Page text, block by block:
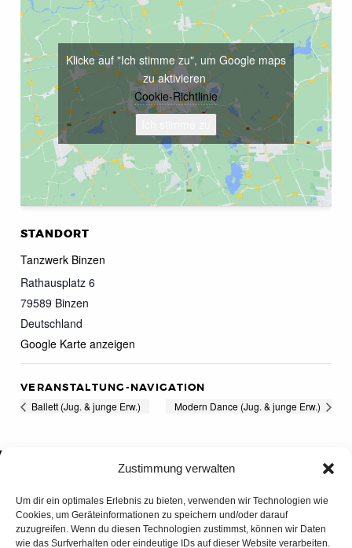
Zustimmung verwalten
Um dir ein optimales Erlebnis zu bieten, verwenden wir Technologien wie
Cookies, um Geräteinformationen zu speichern und/oder darauf
zuzugreifen. Wenn du diesen Technologien zustimmst, können wir Daten
wie das Surfverhalten oder eindeutige IDs auf dieser Website verarbeiten.
STANDORT
Tanzwerk Binzen
Rathausplatz 6
79589 Binzen
Deutschland
Google Karte anzeigen
Klicke auf "Ich stimme zu", um Google maps
zu aktivieren
Cookie-Richtlinie
VERANSTALTUNG-NAVIGATION
Ballett (Jug. & junge Erw.) Modern Dance (Jug. & junge Erw.)